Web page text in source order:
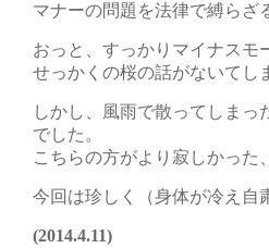
マナーの問題を法律で縛らざ
おっと、すっかりマイナスモ
せっかくの桜の話がないてし
しかし、風雨で散ってしま
でした。
こちらの方がより寂しかった
今回は珍しく（身体が冷え自
(2014.4.11)